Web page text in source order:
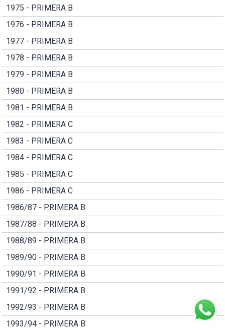
1975 - PRIMERA B
1976 - PRIMERA B
1977 - PRIMERA B
1978 - PRIMERA B
1979 - PRIMERA B
1980 - PRIMERA B
1981 - PRIMERA B
1982 - PRIMERA C
1983 - PRIMERA C
1984 - PRIMERA C
1985 - PRIMERA C
1986 - PRIMERA C
1986/87 - PRIMERA B
1987/88 - PRIMERA B
1988/89 - PRIMERA B
1989/90 - PRIMERA B
1990/91 - PRIMERA B
1991/92 - PRIMERA B
1992/93 - PRIMERA B
1993/94 - PRIMERA B